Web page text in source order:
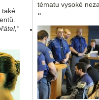
také
tématu vysoké
»